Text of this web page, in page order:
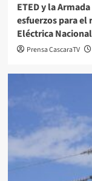
ETED y la
esfuerzos para el
Eléctrica
Prensa CascaraTV